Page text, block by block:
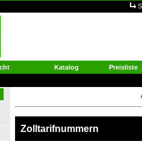
Katalog Preisliste
Zolltarifnummern